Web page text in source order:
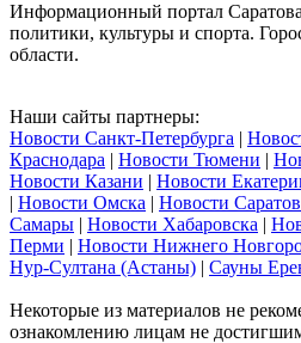
Информационный портал
политики, культуры и спорта.
области.
Наши сайты партнеры:
Новости Санкт-Петербурга |
Краснодара | Новости Тюмени |
Новости Казани | Новости
| Новости Омска | Новости
Самары | Новости Хабаровска |
Перми | Новости Нижнего
Нур-Султана (Астаны) | Сауны
Некоторые из материалов не
ознакомлению лицам не